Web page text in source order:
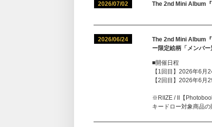
2026/07/02 The 2nd Mini Album
2026/06/24
The 2nd Mini Album
ー限定絵柄「メンバ
■開催日程
【1回目】2026年6月
【2回目】2026年6月
※RIIZE / II【
キードロー対象商品の